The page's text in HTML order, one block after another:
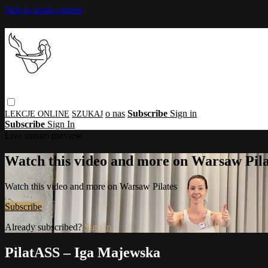
Skip to main content
o nas Subscribe Sign in
Subscribe Sign In
Watch this video and more on Warsaw
Watch this video and more on Warsaw Pilates
Subscribe
Already subscribed? Sign in
PilatASS – Iga Majewska